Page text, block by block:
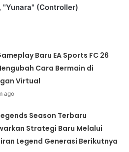
"Yunara" (Controller)
Baru EA Sports FC 26
Cara Bermain di
Virtual
ago
Season Terbaru
Strategi Baru Melalui
Legend Generasi Berikutnya